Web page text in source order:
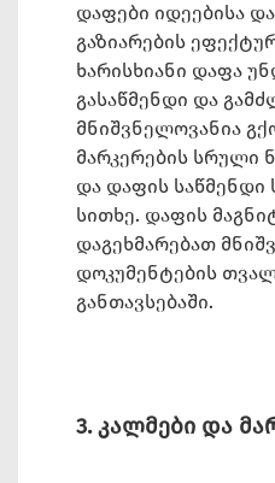
დაფები იდეებისა
გაზიარების
ხარისხიანი დაფა
გასაწმენდი და
მნიშვნელოვანია
მარკერების სრული
და დაფის საწმენდი
სითხე. დაფის
დაგეხმარებათ
დოკუმენტების
განთავსებაში.
3. კალმები და